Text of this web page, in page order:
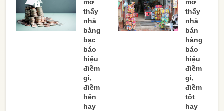
mơ
thấy
nhà
bằng
bạc
báo
hiệu
điềm
gì,
điềm
hên
hay
mơ
thấy
nhà
bán
hàng
báo
hiệu
điềm
gì,
điềm
tốt
hay